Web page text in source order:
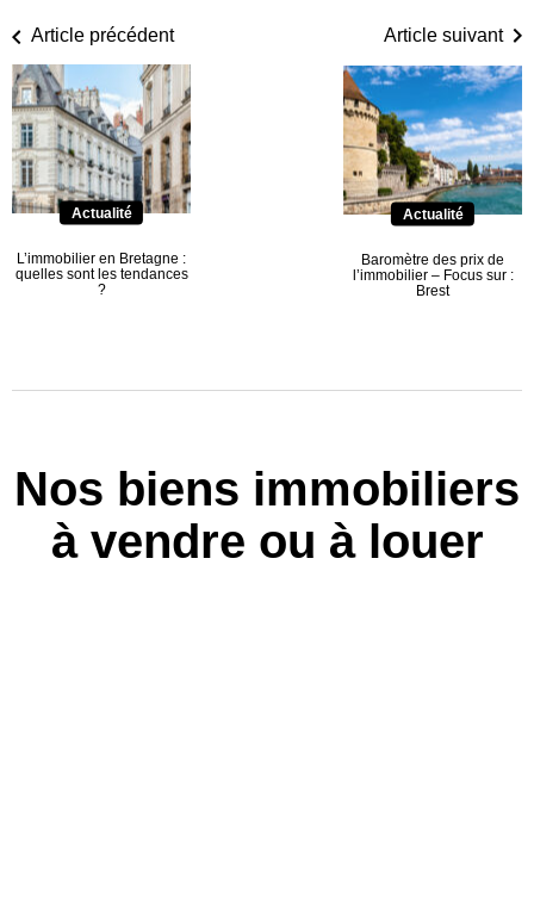
Article précédent
Actualité
L’immobilier en Bretagne :
quelles sont les tendances
?
Article suivant
Actualité
Baromètre des prix de
l’immobilier – Focus sur :
Brest
Nos biens immobiliers
à vendre ou à louer